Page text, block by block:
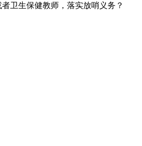
卫生保健教师，落实放哨义务？